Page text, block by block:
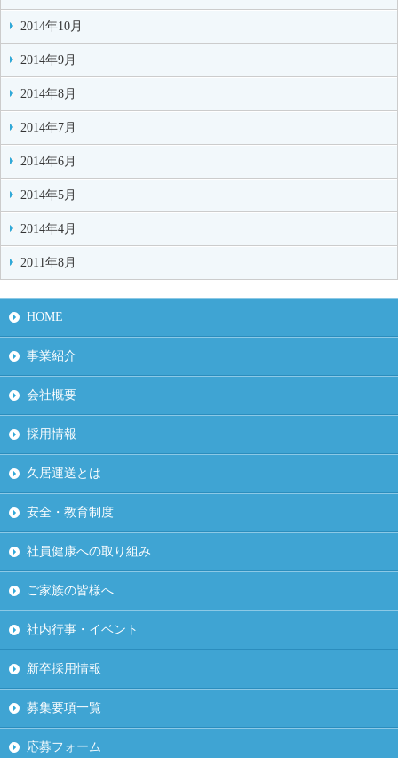
2014年10月
2014年9月
2014年8月
2014年7月
2014年6月
2014年5月
2014年4月
2011年8月
HOME
事業紹介
会社概要
採用情報
久居運送とは
安全・教育制度
社員健康への取り組み
ご家族の皆様へ
社内行事・イベント
新卒採用情報
募集要項一覧
応募フォーム